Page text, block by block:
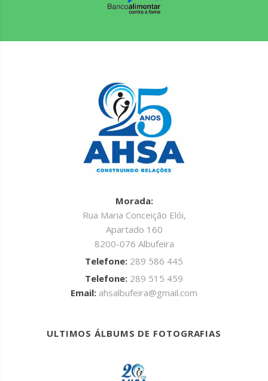
Morada:
Rua Maria Conceição Elói,
Apartado 160
8200-076 Albufeira
Telefone: 289 586 445
Telefone: 289 515 459
Email: ahsalbufeira@gmail.com
ULTIMOS ÁLBUMS DE FOTOGRAFIAS